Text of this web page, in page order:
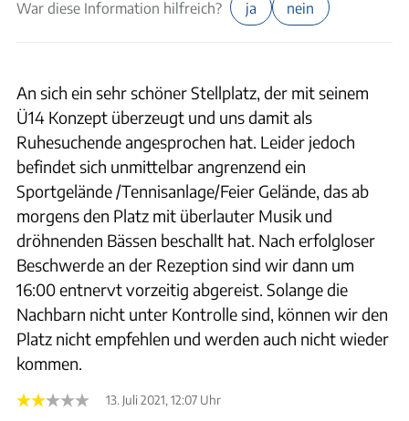
War diese Information hilfreich? ja nein
An sich ein sehr schöner Stellplatz, der mit seinem
Ü14 Konzept überzeugt und uns damit als
Ruhesuchende angesprochen hat. Leider jedoch
befindet sich unmittelbar angrenzend ein
Sportgelände /Tennisanlage/Feier Gelände, das ab
morgens den Platz mit überlauter Musik und
dröhnenden Bässen beschallt hat. Nach erfolgloser
Beschwerde an der Rezeption sind wir dann um
16:00 entnervt vorzeitig abgereist. Solange die
Nachbarn nicht unter Kontrolle sind, können wir den
Platz nicht empfehlen und werden auch nicht wieder
kommen.
13. Juli 2021, 12:07 Uhr